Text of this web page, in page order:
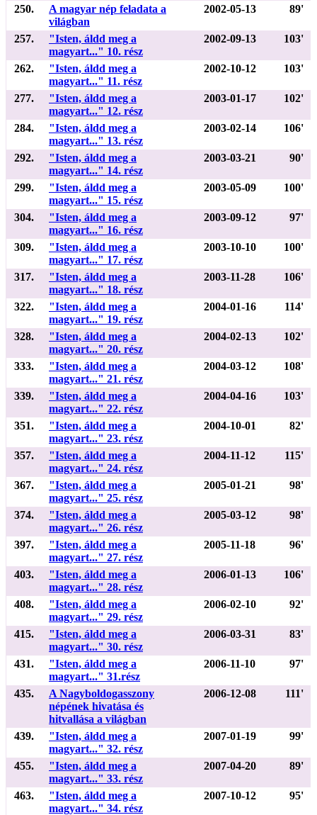
250.
A magyar nép feladata a
világban
2002-05-13 89'
257.
"Isten, áldd meg a
magyart..." 10. rész
2002-09-13 103'
262.
"Isten, áldd meg a
magyart..." 11. rész
2002-10-12 103'
277.
"Isten, áldd meg a
magyart..." 12. rész
2003-01-17 102'
284.
"Isten, áldd meg a
magyart..." 13. rész
2003-02-14 106'
292.
"Isten, áldd meg a
magyart..." 14. rész
2003-03-21 90'
299.
"Isten, áldd meg a
magyart..." 15. rész
2003-05-09 100'
304.
"Isten, áldd meg a
magyart..." 16. rész
2003-09-12 97'
309.
"Isten, áldd meg a
magyart..." 17. rész
2003-10-10 100'
317.
"Isten, áldd meg a
magyart..." 18. rész
2003-11-28 106'
322.
"Isten, áldd meg a
magyart..." 19. rész
2004-01-16 114'
328.
"Isten, áldd meg a
magyart..." 20. rész
2004-02-13 102'
333.
"Isten, áldd meg a
magyart..." 21. rész
2004-03-12 108'
339.
"Isten, áldd meg a
magyart..." 22. rész
2004-04-16 103'
351.
"Isten, áldd meg a
magyart..." 23. rész
2004-10-01 82'
357.
"Isten, áldd meg a
magyart..." 24. rész
2004-11-12 115'
367.
"Isten, áldd meg a
magyart..." 25. rész
2005-01-21 98'
374.
"Isten, áldd meg a
magyart..." 26. rész
2005-03-12 98'
397.
"Isten, áldd meg a
magyart..." 27. rész
2005-11-18 96'
403.
"Isten, áldd meg a
magyart..." 28. rész
2006-01-13 106'
408.
"Isten, áldd meg a
magyart..." 29. rész
2006-02-10 92'
415.
"Isten, áldd meg a
magyart..." 30. rész
2006-03-31 83'
431.
"Isten, áldd meg a
magyart..." 31.rész
2006-11-10 97'
435.
A Nagyboldogasszony
népének hivatása és
hitvallása a világban
2006-12-08 111'
439.
"Isten, áldd meg a
magyart..." 32. rész
2007-01-19 99'
455.
"Isten, áldd meg a
magyart..." 33. rész
2007-04-20 89'
463.
"Isten, áldd meg a
magyart..." 34. rész
2007-10-12 95'